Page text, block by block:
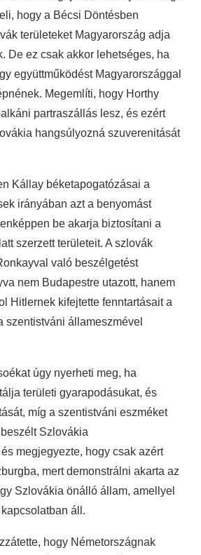
hogy a Bécsi Döntésben
területeket Magyarország adja
De ez csak akkor lehetséges, ha
együttműködést Magyarországgal
Megemlíti, hogy Horthy
partraszállás lesz, és ezért
hangsúlyozná szuverenitását
Kállay béketapogatózásai a
irányában azt a benyomást
be akarja biztosítani a
szerzett területeit. A szlovák
való beszélgetést
nem Budapestre utazott, hanem
Hitlernek kifejtette fenntartásait a
szentistváni állameszmével
úgy nyerheti meg, ha
területi gyarapodásukat, és
míg a szentistváni eszméket
Szlovákia
megjegyezte, hogy csak azért
mert demonstrálni akarta az
Szlovákia önálló állam, amellyel
áll.
hogy Németországnak